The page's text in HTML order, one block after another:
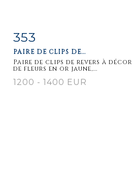
Item detail
353
PAIRE DE CLIPS DE...
Paire de clips de revers à décor
de fleurs en or jaune,...
1200 - 1400 EUR